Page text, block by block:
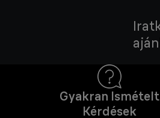
Gyakran Ismételt
Kérdések